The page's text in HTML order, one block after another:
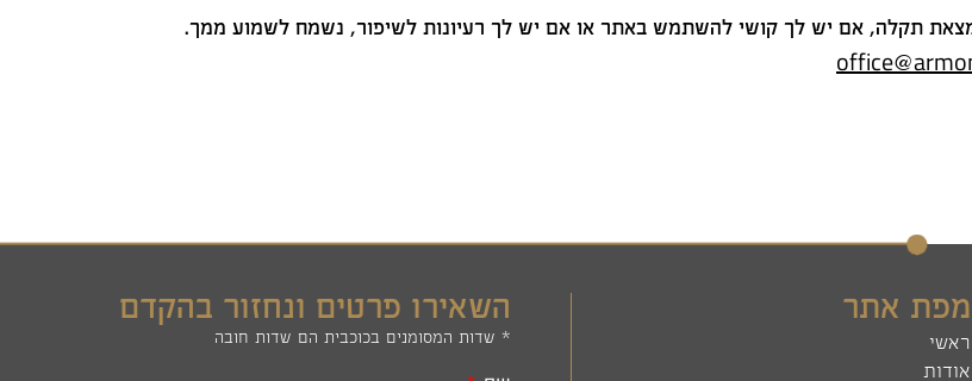
תקלה, אם יש לך קושי להשתמש באתר או אם יש לך רעיונות לשיפור, נשמח לשמוע ממך.
מפת אתר
ראשי
אודות
השאירו פרטים ונחזור בהקדם
* שדות המסומנים בכוכבית הם שדות חובה